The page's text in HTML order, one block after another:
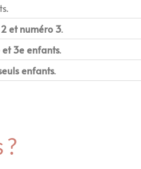
et numéro 3.
et 3e enfants.
enfants.